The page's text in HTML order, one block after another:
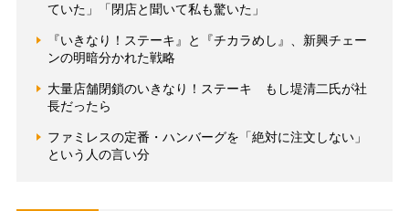
ていた」「閉店と聞いて私も驚いた」
『いきなり！ステーキ』と『チカラめし』、新興チェー
ンの明暗分かれた戦略
大量店舗閉鎖のいきなり！ステーキ もし堤清二氏が社
長だったら
ファミレスの定番・ハンバーグを「絶対に注文しない」
という人の言い分